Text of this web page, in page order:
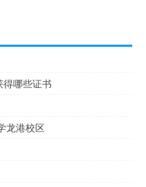
哪些证书
龙港校区